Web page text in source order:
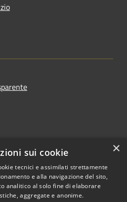
×
sui cookie
tecnici e assimilati strettamente
e alla navigazione del sito,
analitico al solo fine di elaborare
aggregate e anonime.